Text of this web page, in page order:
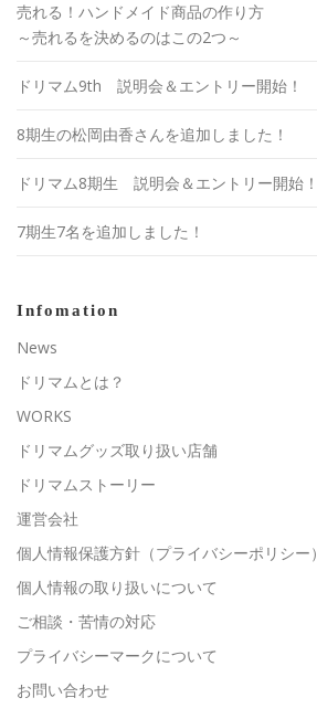
売れる！ハンドメイド商品の作り方
～売れるを決めるのはこの2つ～
ドリマム9th 説明会＆エントリー開始！
8期生の松岡由香さんを追加しました！
ドリマム8期生 説明会＆エントリー開始！
7期生7名を追加しました！
Infomation
News
ドリマムとは？
WORKS
ドリマムグッズ取り扱い店舗
ドリマムストーリー
運営会社
個人情報保護方針（プライバシーポリシー）
個人情報の取り扱いについて
ご相談・苦情の対応
プライバシーマークについて
お問い合わせ